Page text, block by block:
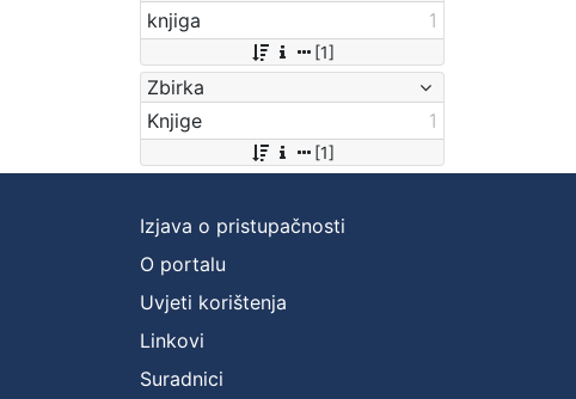
knjiga
1
[1]
Zbirka
Knjige
1
[1]
Izjava o pristupačnosti
O portalu
Uvjeti korištenja
Linkovi
Suradnici